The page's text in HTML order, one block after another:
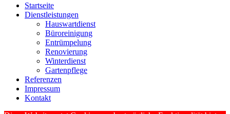
Startseite
Dienstleistungen
Hauswartdienst
Büroreinigung
Entrümpelung
Renovierung
Winterdienst
Gartenpflege
Referenzen
Impressum
Kontakt